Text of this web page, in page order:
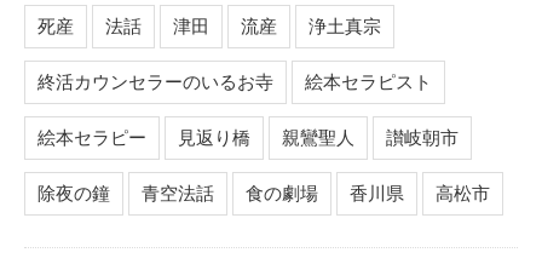
死産 法話 津田 流産 浄土真宗
終活カウンセラーのいるお寺 絵本セラピスト
絵本セラピー 見返り橋 親鸞聖人 讃岐朝市
除夜の鐘 青空法話 食の劇場 香川県 高松市